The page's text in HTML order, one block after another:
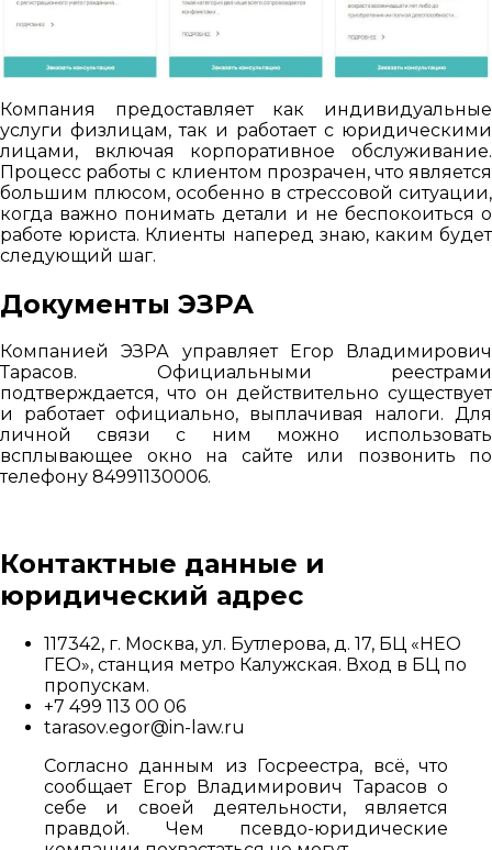
Компания предоставляет как индивидуальные
услуги физлицам, так и работает с юридическими
лицами, включая корпоративное обслуживание.
Процесс работы с клиентом прозрачен, что является
большим плюсом, особенно в стрессовой ситуации,
когда важно понимать детали и не беспокоиться о
работе юриста. Клиенты наперед знаю, каким будет
следующий шаг.
Документы ЭЗРА
Компанией ЭЗРА управляет Егор Владимирович
Тарасов. Официальными реестрами
подтверждается, что он действительно существует
и работает официально, выплачивая налоги. Для
личной связи с ним можно использовать
всплывающее окно на сайте или позвонить по
телефону 84991130006.
Контактные данные и
юридический адрес
117342, г. Москва, ул. Бутлерова, д. 17, БЦ «НЕО
ГЕО», станция метро Калужская. Вход в БЦ по
пропускам.
+7 499 113 00 06
tarasov.egor@in-law.ru
Согласно данным из Госреестра, всё, что
сообщает Егор Владимирович Тарасов о
себе и своей деятельности, является
правдой. Чем псевдо-юридические